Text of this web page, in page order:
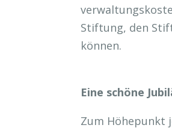
Stiftung, den
können.
Eine schöne
Zum Höhepunkt